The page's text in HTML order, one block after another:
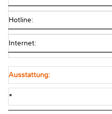
Hotline:
Internet:
Ausstattung:
*